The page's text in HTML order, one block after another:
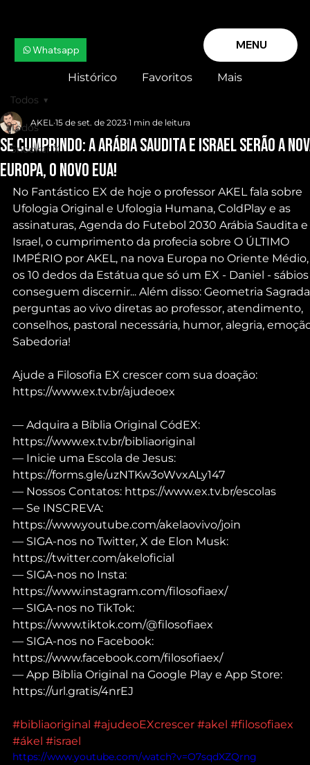
MENU
Whatsapp
Histórico Favoritos Mais
Todos
Snooker X
Todos
SE CUMPRINDO: A ARÁBIA SAUDITA e ISRAEL serão a
EUROPA, o novo EUA!
AKEL 15 de set. de 2023 1 min de leitura
No Fantástico EX de hoje o professor AKEL fala sobre
Ufologia Original e Ufologia Humana, ColdPlay e as
assinaturas, Agenda do Futebol 2030 Arábia Saudita e
Israel, o cumprimento da profecia sobre O ÚLTIMO
IMPÉRIO por AKEL, na nova Europa no Oriente
os 10 dedos da Estátua que só um EX - Daniel -
conseguem discernir... Além disso: Geometria
perguntas ao vivo diretas ao professor, atendimento,
conselhos, pastoral necessária, humor, alegria,
Sabedoria!
Ajude a Filosofia EX crescer com sua doação:
https://www.ex.tv.br/ajudeoex
— Adquira a Bíblia Original CódEX:
https://www.ex.tv.br/bibliaoriginal
— Inicie uma Escola de Jesus:
https://forms.gle/uzNTKw3oWvxALy147
— Nossos Contatos: https://www.ex.tv.br/escolas
— Se INSCREVA:
https://www.youtube.com/akelaovivo/join
— SIGA-nos no Twitter, X de Elon Musk:
https://twitter.com/akeloficial
— SIGA-nos no Insta:
https://www.instagram.com/filosofiaex/
— SIGA-nos no TikTok:
https://www.tiktok.com/@filosofiaex
— SIGA-nos no Facebook:
https://www.facebook.com/filosofiaex/
— App Bíblia Original na Google Play e App Store:
https://url.gratis/4nrEJ
#bibliaoriginal #ajudeoEXcrescer #akel #filosofiaex
#ákel #israel
https://www.youtube.com/watch?v=O7sqdXZQrng